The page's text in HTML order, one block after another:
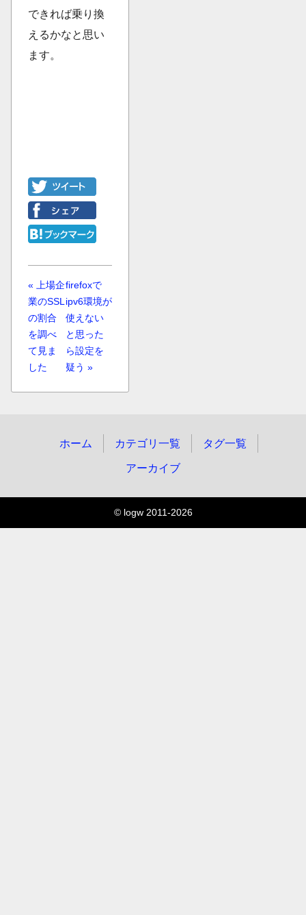
できれば乗り換
えるかなと思い
ます。
« 上場企
業のSSL
の割合
を調べ
て見ま
した
firefoxで
ipv6環境が
使えない
と思った
ら設定を
疑う »
ホーム カテゴリ一覧 タグ一覧
アーカイブ
© logw 2011-2026